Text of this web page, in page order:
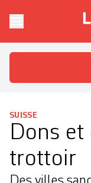
Le
SUISSE
Dons
trottoir